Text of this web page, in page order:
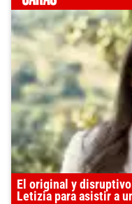
El original y
Letizia para asistir a